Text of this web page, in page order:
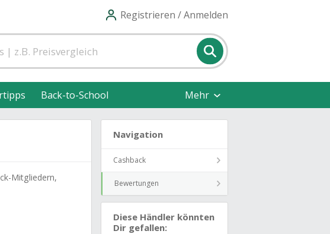
Registrieren / Anmelden
Back-to-School Mehr
Mitgliedern,
Navigation
Cashback
Bewertungen
Diese Händler könnten
Dir gefallen: